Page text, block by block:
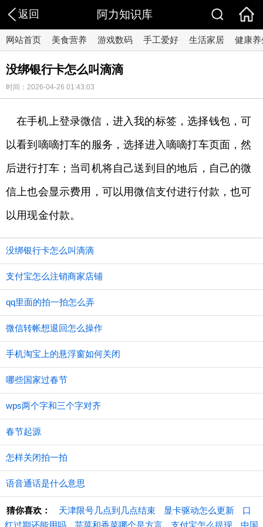
返回 阿力知识库
网站首页 美食营养 游戏数码 手工爱好 生活家居 健康养
没绑银行卡怎么叫滴滴
时间：2026-04-26 01:43:03
在手机上登录微信，进入我的标签，选择钱包，可
以看到嘀嘀打车的服务，选择进入嘀嘀打车页面，然
后进行打车；当司机将自己送到目的地后，自己的微
信上也会显示费用，可以用微信支付进行付款，也可
以用现金付款。
没绑银行卡怎么叫滴滴
支付宝怎么注销商家店铺
qq里面的拍一拍怎么弄
微信转帐想退回怎么操作
手机淘宝上的悬浮窗如何关闭
哪些国家过春节
wps两个字和三个字对齐
春节起源
怎样关闭拍一拍
语音通话是什么意思
猜你喜欢： 天津限号几点到几点结束 显卡驱动怎么更新
口
红过期还能用吗
芫荽和香菜哪个是方言 支付宝怎么提现 中国